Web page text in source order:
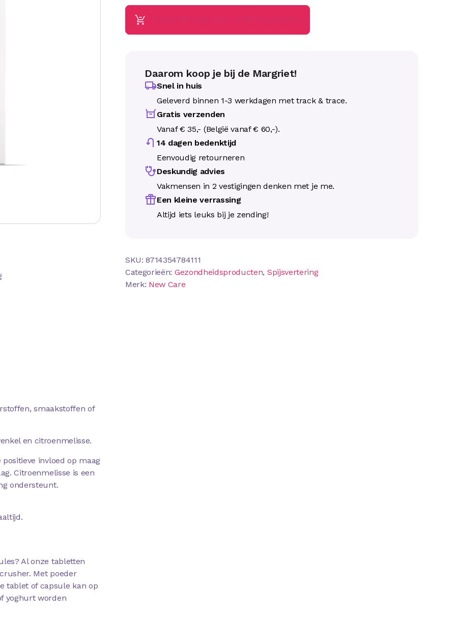
smaakstoffen of
en citroenmelisse.
invloed op maag
Citroenmelisse is een
ondersteunt.
Al onze tabletten
Met poeder
tablet of capsule kan op
yoghurt worden
Daarom koop je bij de Margriet!
Snel in huis
Geleverd binnen 1-3 werkdagen met track & trace.
Gratis verzenden
Vanaf € 35,- (België vanaf € 60,-).
14 dagen bedenktijd
Eenvoudig retourneren
Deskundig advies
Vakmensen in 2 vestigingen denken met je me.
Een kleine verrassing
Altijd iets leuks bij je zending!
SKU:8714354784111
Categorieën: Gezondheidsproducten, Spijsvertering
Merk: New Care